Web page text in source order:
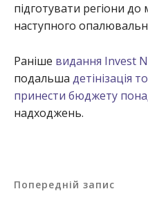
підготувати регіони
наступного
Раніше видання Invest
подальша детінізація
принести бюджету
надходжень.
Попередній запис